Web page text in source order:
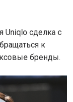
Uniqlo сделка с
к
бренды.